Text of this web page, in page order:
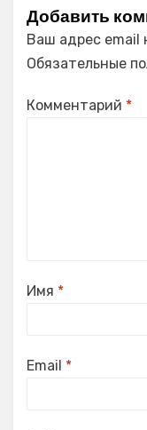
Добавить
Ваш адрес email
Обязательные
Комментарий *
Имя *
Email *